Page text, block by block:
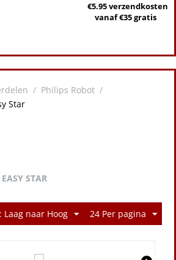
€5.95 verzendkosten
vanaf €35 gratis
/ Philips Robot /
Star
STAR
naar Hoog 24 Per pagina